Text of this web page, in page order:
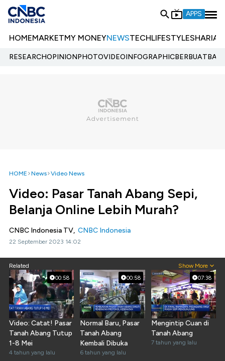
APPS
HOMEMARKETMY MONEYNEWSTECHLIFESTYLESHARIA
RESEARCHOPINIONPHOTOVIDEOINFOGRAPHIC
HOME News Video News
Video: Pasar Tanah Abang Sepi,
Belanja Online Lebih Murah?
CNBC Indonesia TV, CNBC Indonesia
22 September 2023 14:02
Related Show More
00:58
Video: Catat! Pasar
Tanah Abang Tutup
1-8 Mei
4 tahun yang lalu
00:58
Normal Baru, Pasar
Tanah Abang
Kembali Dibuka
6 tahun yang lalu
07:38
Mengintip Cuan di
Tanah Abang
7 tahun yang lalu